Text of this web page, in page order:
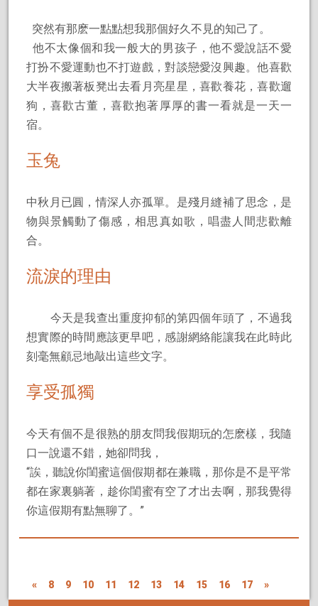
突然有那麽一點點想我那個好久不見的知己了。
他不太像個和我一般大的男孩子，他不愛說話不愛
打扮不愛運動也不打遊戲，對談戀愛沒興趣。他喜歡
大半夜搬著板凳出去看月亮星星，喜歡養花，喜歡遛
狗，喜歡古董，喜歡抱著厚厚的書一看就是一天一
宿。
玉兔
中秋月已圓，情深人亦孤單。是殘月縫補了思念，是
物與景觸動了傷感，相思真如歌，唱盡人間悲歡離
合。
流淚的理由
今天是我查出重度抑郁的第四個年頭了，不過我
想實際的時間應該更早吧，感謝網絡能讓我在此時此
刻毫無顧忌地敲出這些文字。
享受孤獨
今天有個不是很熟的朋友問我假期玩的怎麽樣，我隨
口一說還不錯，她卻問我，
“誒，聽說你閨蜜這個假期都在兼職，那你是不是平常
都在家裏躺著，趁你閨蜜有空了才出去啊，那我覺得
你這假期有點無聊了。”
« 8 9 10 11 12 13 14 15 16 17 »